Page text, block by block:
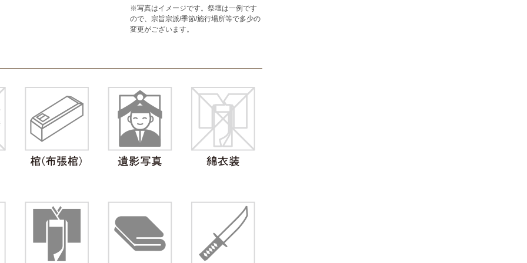
※写真はイメージです。祭壇は一例です
ので、宗旨宗派/季節/施行場所等で多少の
変更がございます。